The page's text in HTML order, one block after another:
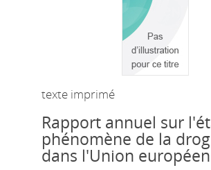
texte imprimé
Rapport annuel sur
phénomène de la
dans l'Union